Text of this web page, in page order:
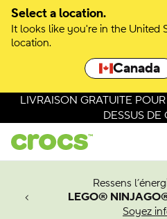
Select a location.
It looks like you're in the United
location.
Canada
LIVRAISON GRATUITE
DESSUS DE
Ressens
LEGO®
Soyez
Man.